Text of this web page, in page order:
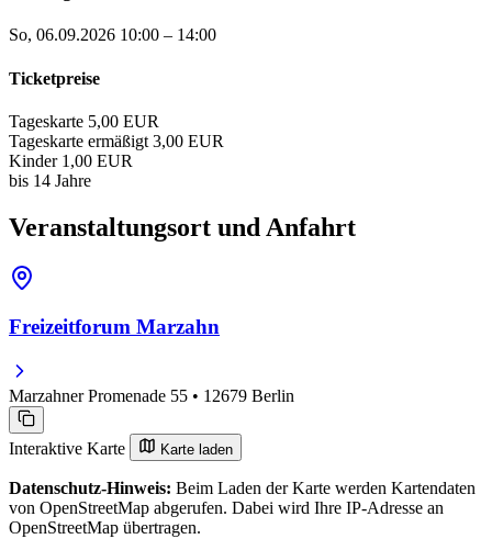
So, 06.09.2026 10:00 – 14:00
Ticketpreise
Tageskarte 5,00 EUR
Tageskarte ermäßigt 3,00 EUR
Kinder 1,00 EUR
bis 14 Jahre
Veranstaltungsort und Anfahrt
Freizeitforum Marzahn
Marzahner Promenade 55 • 12679 Berlin
Interaktive Karte Karte laden
Datenschutz-Hinweis: Beim Laden der Karte werden Kartendaten
von OpenStreetMap abgerufen. Dabei wird Ihre IP-Adresse an
OpenStreetMap übertragen.